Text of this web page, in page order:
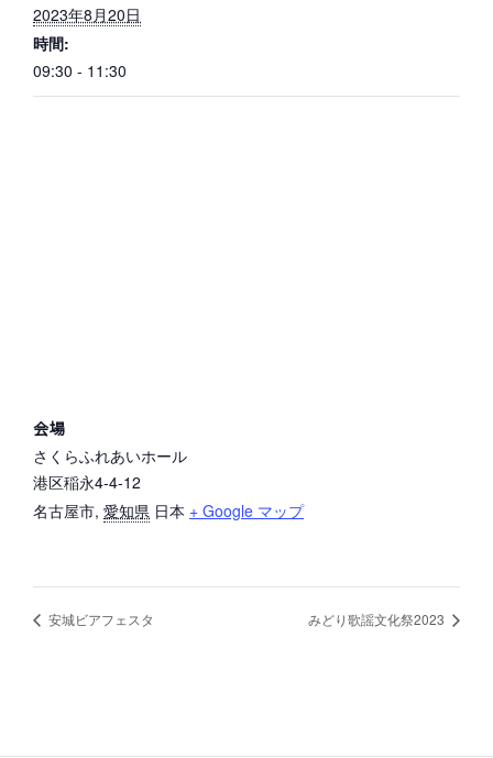
2023年8月20日
時間:
09:30 - 11:30
会場
さくらふれあいホール
港区稲永4-4-12
名古屋市, 愛知県 日本 + Google マップ
安城ビアフェスタ みどり歌謡文化祭2023